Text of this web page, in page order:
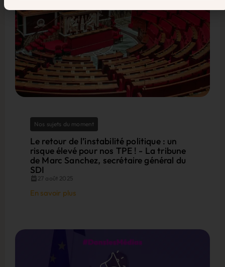
Nos sujets du moment
Le retour de l’instabilité politique : un
risque élevé pour nos TPE ! - La tribune
de Marc Sanchez, secrétaire général du
SDI
27 août 2025
En savoir plus